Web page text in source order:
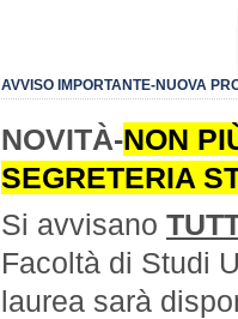
AVVISO IMPORTANTE-NUOVA
NOVITÀ-NON
SEGRETERIA
Si avvisano
Facoltà di Studi
laurea sarà